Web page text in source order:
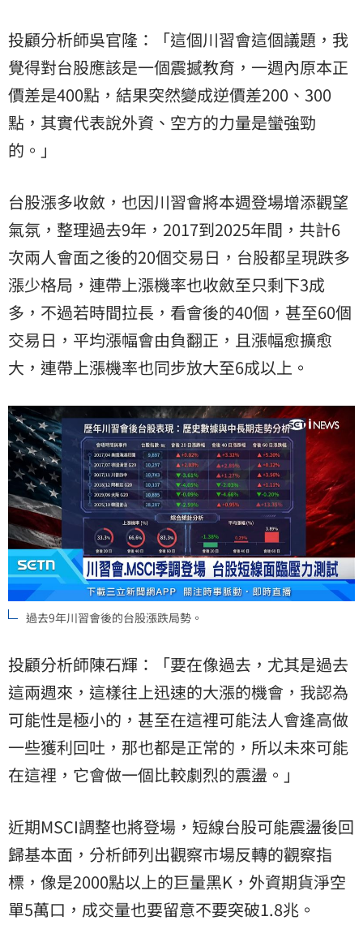
投顧分析師吳官隆：「這個川習會這個議題，我
覺得對台股應該是一個震撼教育，一週內原本正
價差是400點，結果突然變成逆價差200、300
點，其實代表說外資、空方的力量是蠻強勁
的。」
台股漲多收斂，也因川習會將本週登場增添觀望
氣氛，整理過去9年，2017到2025年間，共計6
次兩人會面之後的20個交易日，台股都呈現跌多
漲少格局，連帶上漲機率也收斂至只剩下3成
多，不過若時間拉長，看會後的40個，甚至60個
交易日，平均漲幅會由負翻正，且漲幅愈擴愈
大，連帶上漲機率也同步放大至6成以上。
過去9年川習會後的台股漲跌局勢。
投顧分析師陳石輝：「要在像過去，尤其是過去
這兩週來，這樣往上迅速的大漲的機會，我認為
可能性是極小的，甚至在這裡可能法人會逢高做
一些獲利回吐，那也都是正常的，所以未來可能
在這裡，它會做一個比較劇烈的震盪。」
近期MSCI調整也將登場，短線台股可能震盪後回
歸基本面，分析師列出觀察市場反轉的觀察指
標，像是2000點以上的巨量黑K，外資期貨淨空
單5萬口，成交量也要留意不要突破1.8兆。